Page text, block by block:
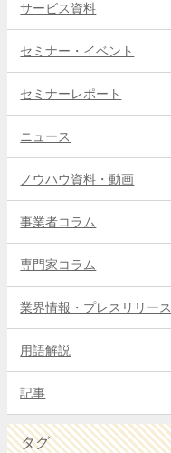
サービス資料
セミナー・イベント
セミナーレポート
ニュース
ノウハウ資料・動画
事業者コラム
専門家コラム
業界情報・プレスリリース
用語解説
記事
タグ